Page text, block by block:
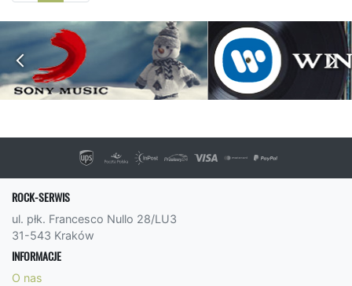
ROCK-SERWIS
ul. płk. Francesco Nullo 28/LU3
31-543 Kraków
INFORMACJE
O nas